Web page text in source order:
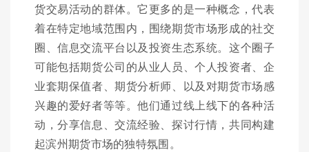
货交易活动的群体。它更多的是一种概念，代表
着在特定地域范围内，围绕期货市场形成的社交
圈、信息交流平台以及投资生态系统。这个圈子
可能包括期货公司的从业人员、个人投资者、企
业套期保值者、期货分析师、以及对期货市场感
兴趣的爱好者等等。他们通过线上线下的各种活
动，分享信息、交流经验、探讨行情，共同构建
起滨州期货市场的独特氛围。